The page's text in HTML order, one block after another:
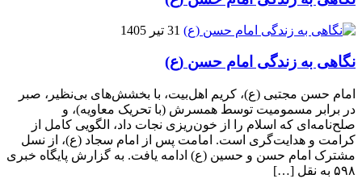
31 تیر 1405
نگاهی به زندگی امام حسن (ع)
امام حسن مجتبی (ع)، کریم اهل‌بیت، با بخشش‌های بی‌نظیر، صبر
در برابر مسمومیت توسط همسرش (با تحریک معاویه)، و
صلح‌نامه‌ای که اسلام را از خون‌ریزی نجات داد، الگویی کامل از
کرامت و هدایت‌گری است. امامت پس از امام سجاد (ع)، از نسل
مشترک امام حسن و حسین (ع) ادامه یافت. به گزارش پایگاه خبری
۵۹۸ به نقل […]